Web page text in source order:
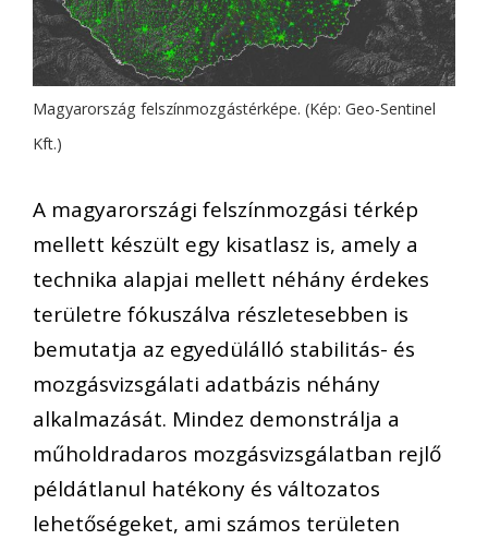
Magyarország felszínmozgástérképe. (Kép: Geo-Sentinel
Kft.)
A magyarországi felszínmozgási térkép
mellett készült egy kisatlasz is, amely a
technika alapjai mellett néhány érdekes
területre fókuszálva részletesebben is
bemutatja az egyedülálló stabilitás- és
mozgásvizsgálati adatbázis néhány
alkalmazását. Mindez demonstrálja a
műholdradaros mozgásvizsgálatban rejlő
példátlanul hatékony és változatos
lehetőségeket, ami számos területen